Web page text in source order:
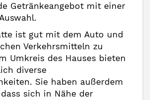
Getränkeangebot mit einer
ist gut mit dem Auto und
Verkehrsmitteln zu
Umkreis des Hauses bieten
diverse
Sie haben außerdem
sich in Nähe der